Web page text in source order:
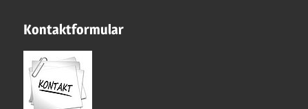
Kontaktformular